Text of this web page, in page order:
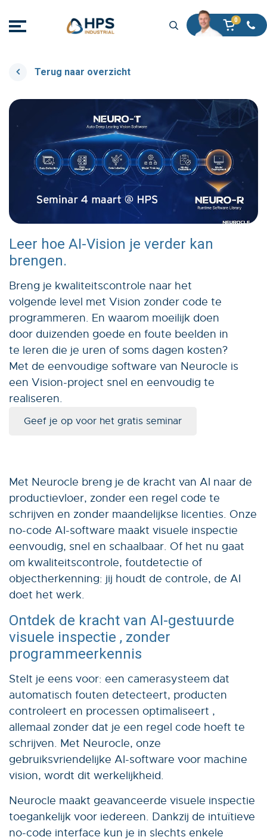
Terug naar overzicht
Leer hoe AI-Vision je verder kan
brengen.
Breng je kwaliteitscontrole naar het
volgende level met Vision zonder code te
programmeren. En waarom moeilijk doen
door duizenden goede en foute beelden in
te leren die je uren of soms dagen kosten?
Met de eenvoudige software van Neurocle is
een Vision-project snel en eenvoudig te
realiseren.
Geef je op voor het gratis seminar
Met Neurocle breng je de kracht van AI naar de
productievloer, zonder een regel code te
schrijven en zonder maandelijkse licenties. Onze
no-code AI-software maakt visuele inspectie
eenvoudig, snel en schaalbaar. Of het nu gaat
om kwaliteitscontrole, foutdetectie of
objectherkenning: jij houdt de controle, de AI
doet het werk.
Ontdek de kracht van AI-gestuurde
visuele inspectie , zonder
programmeerkennis
Stelt je eens voor: een camerasysteem dat
automatisch fouten detecteert, producten
controleert en processen optimaliseert ,
allemaal zonder dat je een regel code hoeft te
schrijven. Met Neurocle, onze
gebruiksvriendelijke AI-software voor machine
vision, wordt dit werkelijkheid.
Neurocle maakt geavanceerde visuele inspectie
toegankelijk voor iedereen. Dankzij de intuïtieve
no-code interface kun je in slechts enkele